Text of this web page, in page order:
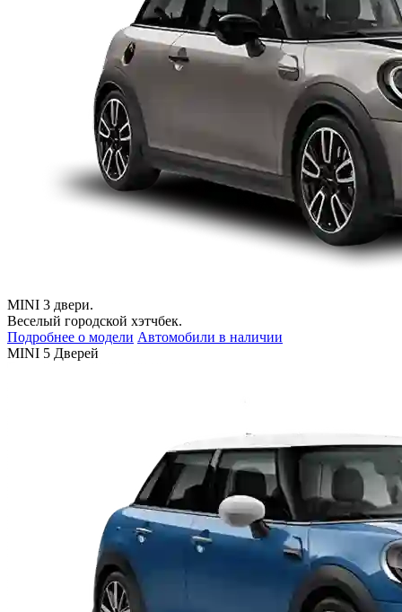
MINI 3 двери.
Веселый городской хэтчбек.
Подробнее о модели Автомобили в наличии
MINI 5 Дверей